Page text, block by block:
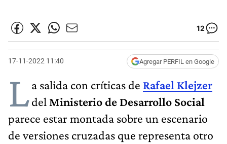
12
17-11-2022 11:40 Agregar PERFIL en Google
La salida con críticas de Rafael Klejzer
del Ministerio de Desarrollo Social
parece estar montada sobre un escenario
de versiones cruzadas que representa otro